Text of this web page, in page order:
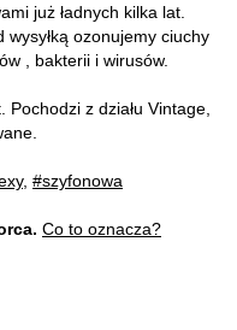
już ładnych kilka lat.
wysyłką ozonujemy ciuchy
, bakterii i wirusów.
z działu Vintage,
, #szyfonowa
Co to oznacza?